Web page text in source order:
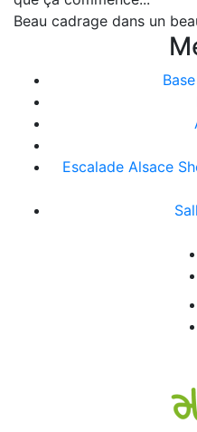
Beau cadrage dans un
Escalade Alsace